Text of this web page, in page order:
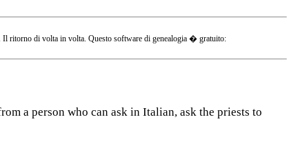
ritorno di volta in volta. Questo software di genealogia � gratuito:
a person who can ask in Italian, ask the priests to